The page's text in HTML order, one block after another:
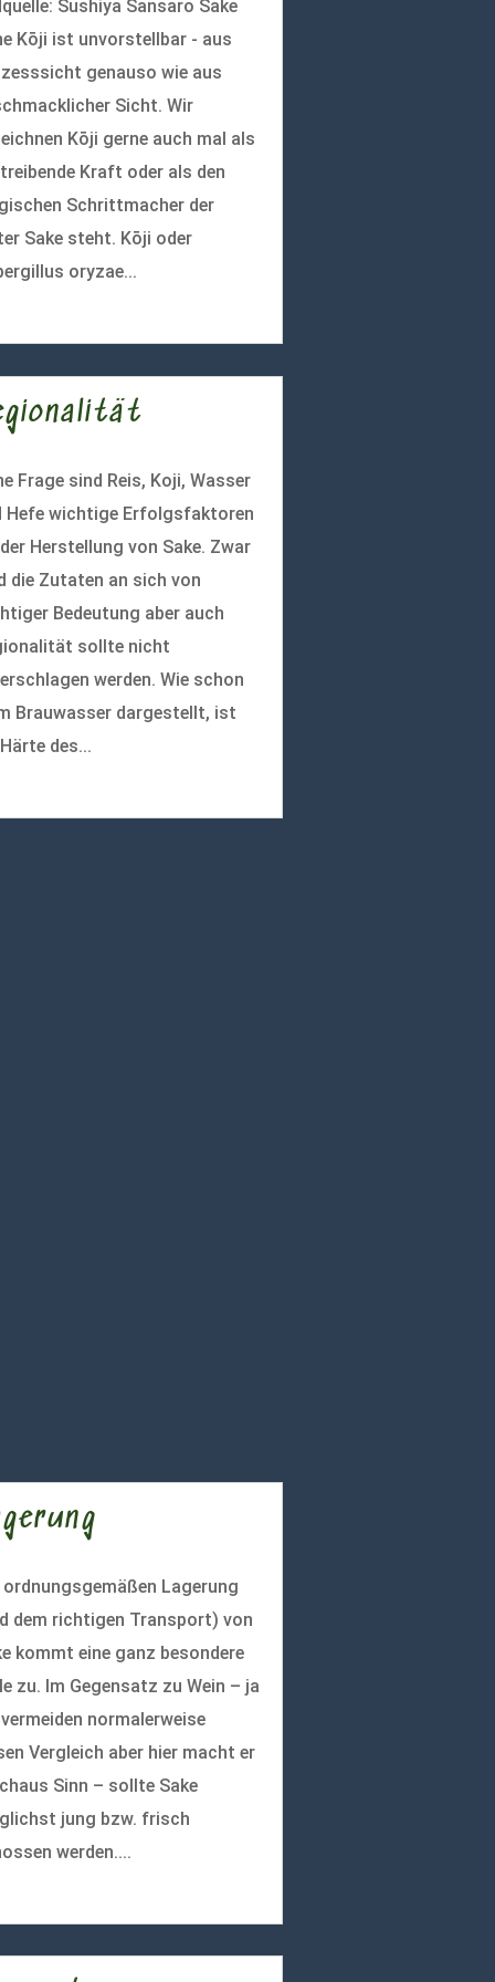
Sushiya Sansaro Sake
Kōji ist unvorstellbar - aus
genauso wie aus
Sicht. Wir
Kōji gerne auch mal als
Kraft oder als den
Schrittmacher der
Sake steht. Kōji oder
oryzae...
Frage sind Reis, Koji, Wasser
Hefe wichtige Erfolgsfaktoren
Herstellung von Sake. Zwar
die Zutaten an sich von
Bedeutung aber auch
sollte nicht
werden. Wie schon
Brauwasser dargestellt, ist
des...
ordnungsgemäßen Lagerung
dem richtigen Transport) von
kommt eine ganz besondere
zu. Im Gegensatz zu Wein – ja
normalerweise
Vergleich aber hier macht er
Sinn – sollte Sake
jung bzw. frisch
werden....